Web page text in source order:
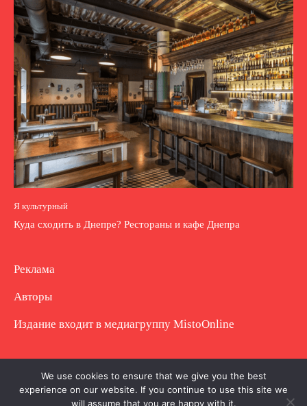
Я культурный
Куда сходить в Днепре? Рестораны и кафе Днепра
Реклама
Авторы
Издание входит в медиагруппу MistoOnline
Copyright © Полное использование материала
запрещено. Частично разрешено с гиперссылкой.
We use cookies to ensure that we give you the best
experience on our website. If you continue to use this site we
will assume that you are happy with it.